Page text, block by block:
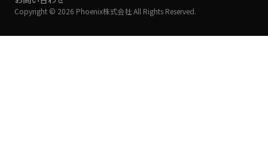
Copyright © 2026 Phoenix株式会社 All Rights Reserved.